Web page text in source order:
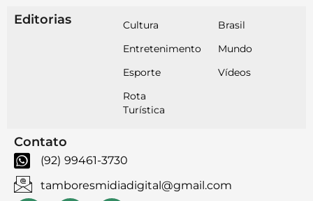
Editorias
Cultura
Entretenimento
Esporte
Rota
Turística
Brasil
Mundo
Vídeos
Contato
(92) 99461-3730
tamboresmidiadigital@gmail.com